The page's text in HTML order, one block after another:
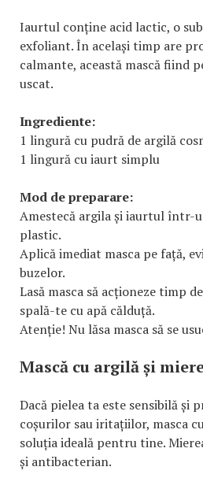
Iaurtul conține acid lactic, o
exfoliant. În același timp are
calmante, această mască fiind
uscat.
Ingrediente:
1 lingură cu pudră de argilă
1 lingură cu iaurt simplu
Mod de preparare:
Amestecă argila și iaurtul într-
plastic.
Aplică imediat masca pe față,
buzelor.
Lasă masca să acționeze timp
spală-te cu apă călduță.
Atenție! Nu lăsa masca să se
Mască cu argilă și
Dacă pielea ta este sensibilă și
coșurilor sau iritațiilor, masca
soluția ideală pentru tine.
și antibacterian.